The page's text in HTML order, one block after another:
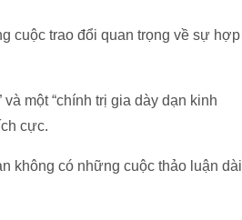
cuộc trao đổi quan trọng về sự hợp
một “chính trị gia dày dạn kinh
cực.
không có những cuộc thảo luận dài